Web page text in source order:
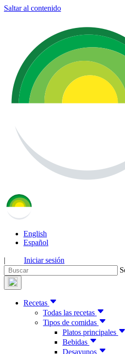
Saltar al contenido
English
Español
|
Iniciar sesión
Recetas
Todas las recetas
Tipos de comidas
Platos principales
Bebidas
Desayunos